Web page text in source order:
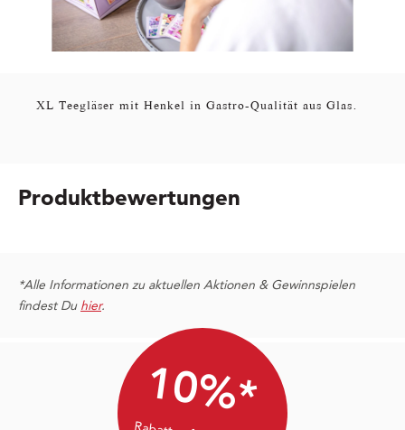
XL Teegläser mit Henkel in Gastro-Qualität aus Glas.
Produktbewertungen
*Alle Informationen zu aktuellen Aktionen & Gewinnspielen
findest Du hier.
10%*